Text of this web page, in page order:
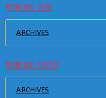
MONDIAL 2016
ARCHIVES
MONDIAL CROSS
ARCHIVES